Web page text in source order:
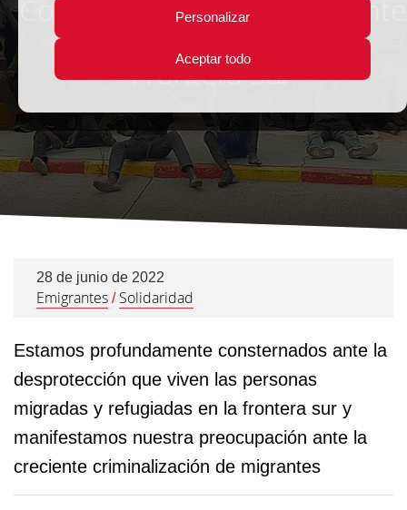
Personalizar
Aceptar todo
Comunicado de CONFER ante
Frontera Sur
28 de junio de 2022
Emigrantes / Solidaridad
Estamos profundamente consternados ante la
desprotección que viven las personas
migradas y refugiadas en la frontera sur y
manifestamos nuestra preocupación ante la
creciente criminalización de migrantes